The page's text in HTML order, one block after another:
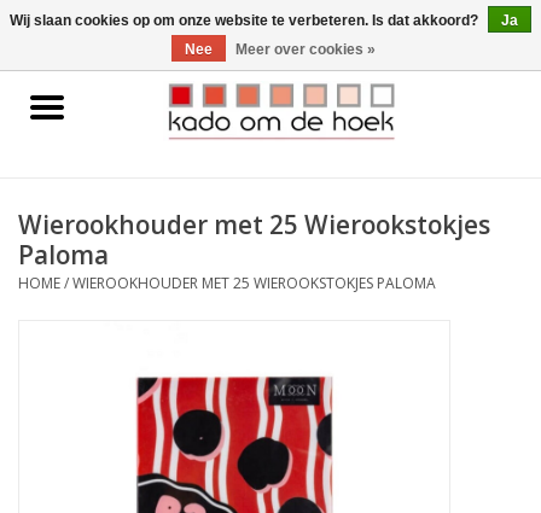
0 Artikelen - €0,00
Home
Gadgets
Wierookhouder met 25 Wierookstokjes
Paloma
HOME/WIEROOKHOUDER MET 25 WIEROOKSTOKJES PALOMA
Wij slaan cookies op om onze website te verbeteren. Is dat akkoord?
Ja
Nee
Meer over cookies »